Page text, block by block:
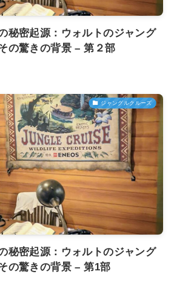
秘密起源：ウォルトのジャング
の驚きの背景 – 第２部
ジャングルクルーズ
秘密起源：ウォルトのジャング
の驚きの背景 – 第1部